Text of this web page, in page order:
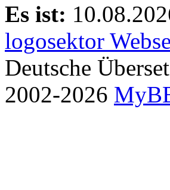
Es ist:
logosektor
Deutsche
2002-2026